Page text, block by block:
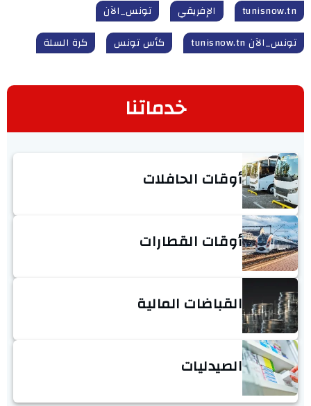
tunisnow.tn الإفريقي
تونس_الآن
تونس_الآن tunisnow.tn
كأس تونس كرة السلة
خدماتنا
أوقات الحافلات
أوقات القطارات
القباضات المالية
الصيدليات